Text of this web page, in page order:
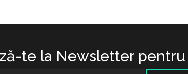
te la Newsletter